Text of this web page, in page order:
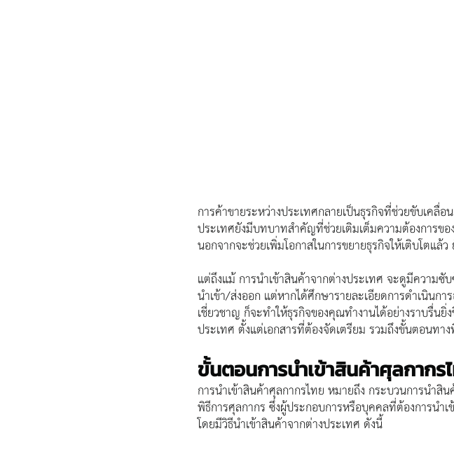
การค้าขายระหว่างประเทศกลายเป็นธุรกิจที่ช่วยขับเคลื่
ประเทศยังมีบทบาทสำคัญที่ช่วยเติมเต็มความต้องการข
นอกจากจะช่วยเพิ่มโอกาสในการขยายธุรกิจให้เติบโตแล้
แต่ถึงแม้ การนำเข้าสินค้าจากต่างประเทศ จะดูมีความ
นำเข้า/ส่งออก แต่หากได้ศึกษารายละเอียดการดำเนินก
เชี่ยวชาญ ก็จะทำให้ธุรกิจของคุณทำงานได้อย่างราบรื่น
ประเทศ ตั้งแต่เอกสารที่ต้องจัดเตรียม รวมถึงขั้นตอนทา
ขั้นตอนการนำเข้าสินค้าศุลกากร
การนำเข้าสินค้าศุลกากรไทย หมายถึง กระบวนการนำสิ
พิธีการศุลกากร ซึ่งผู้ประกอบการหรือบุคคลที่ต้องการนำ
โดยมีวิธีนำเข้าสินค้าจากต่างประเทศ ดังนี้